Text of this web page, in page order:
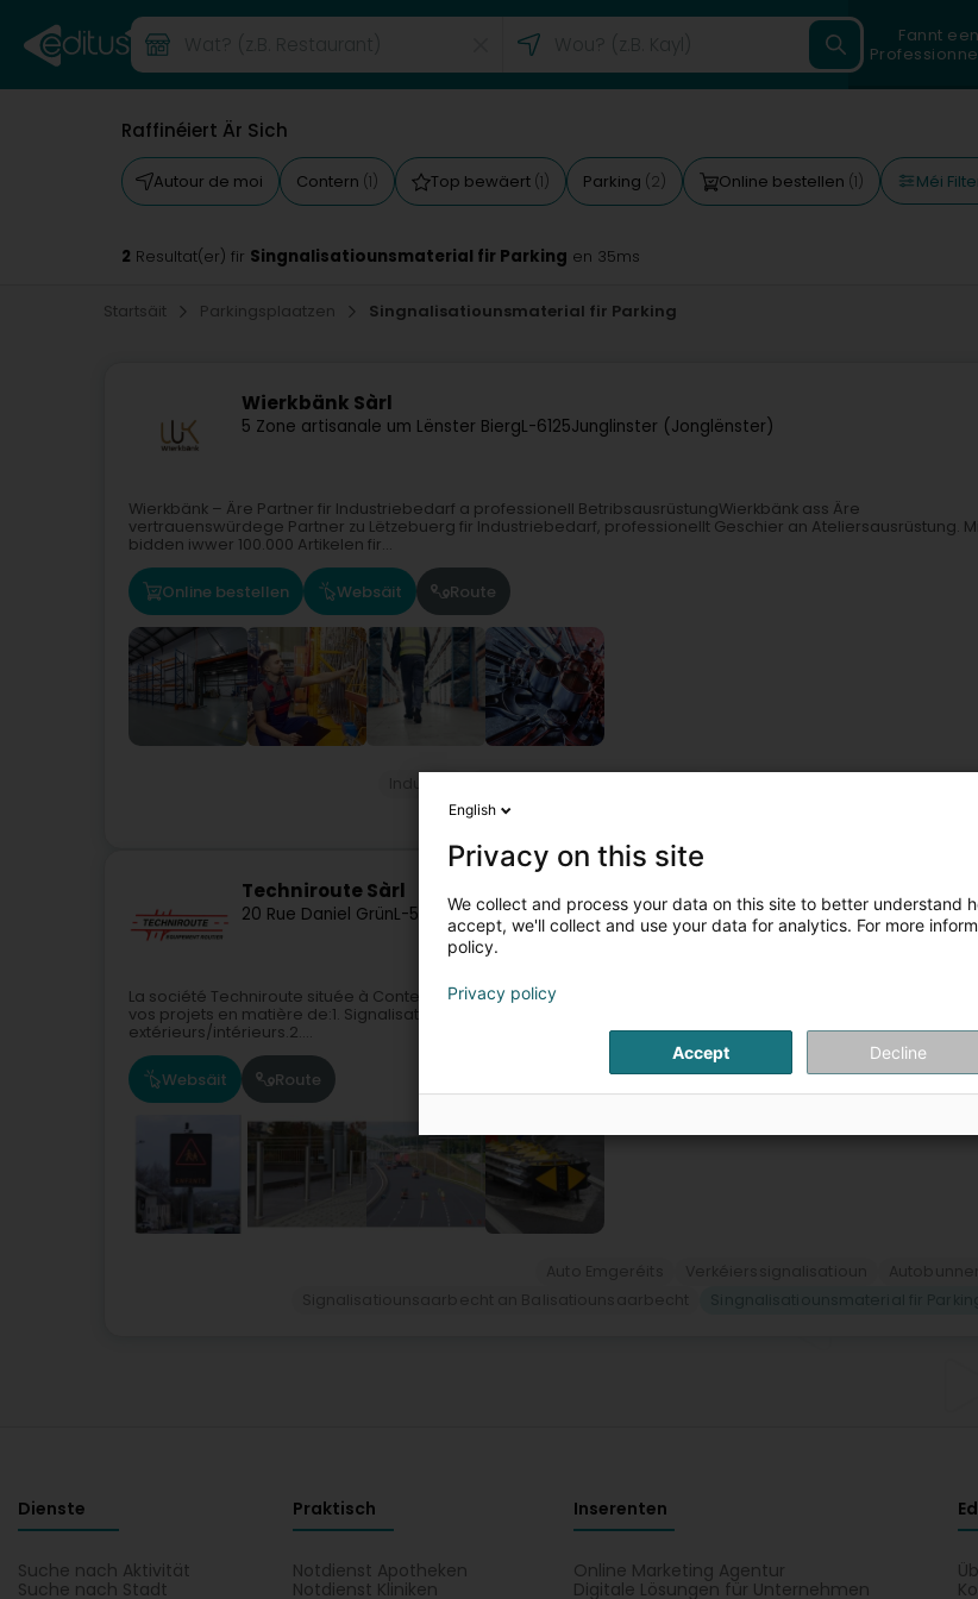
Fannt een
Raffinéiert Är Sich
Autour de moi Contern (1) Top bewäert (1) Parking (2) Online bestellen (1) Méi
2 Resultat(er) fir Singnalisatiounsmaterial fir Parking en 35ms
Startsäit Parkingsplaatzen Singnalisatiounsmaterial fir Parking
Wierkbänk Sàrl
5 Zone artisanale um Lënster BiergL-6125Junglinster (Jonglënster)
Wierkbänk – Äre Partner fir Industriebedarf a professionell BetribsausrüstungWierkbänk ass Äre
vertrauenswürdege Partner zu Lëtzebuerg fir Industriebedarf, professionellt Geschier an Ateliersausrüstung.
bidden iwwer 100.000 Artikelen fir...
Online bestellen Websäit Route
Techniroute Sàrl
20 Rue Daniel GrünL-5315 Contern (Conter)
La société Techniroute située à Contern est spécialisée dans la signalisation routière.Nous étudions et
vos projets en matière de:1. Signalisation horizontale: Marquage d'autoroutes, de routes et de parkings
extérieurs/intérieurs.2....
Websäit Route
Dienste
Suche nach Aktivität
Suche nach Stadt
Praktisch
Notdienst Apotheken
Notdienst Kliniken
Inserenten
Online Marketing Agentur
Digitale Lösungen für Unternehmen
English
Privacy on this site
We collect and process your data on this site to better understand
accept, we'll collect and use your data for analytics. For more
policy.
Privacy policy
Accept Decline